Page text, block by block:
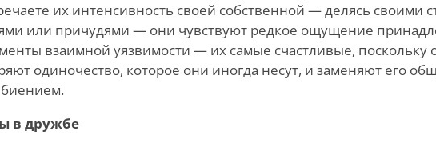
их интенсивность своей собственной — делясь своими
или причудями — они чувствуют редкое ощущение
взаимной уязвимости — их самые счастливые, поскольку
одиночество, которое они иногда несут, и заменяют его
в дружбе